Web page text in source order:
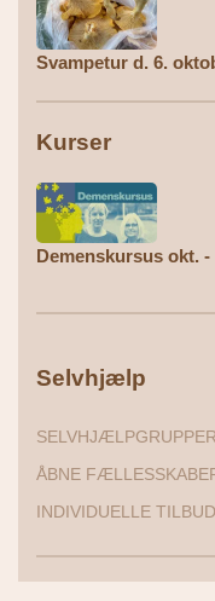
Svampetur d. 6.
Kurser
Demenskursus okt. -
Selvhjælp
SELVHJÆLPGRUPPER
ÅBNE
INDIVIDUELLE TILBUD